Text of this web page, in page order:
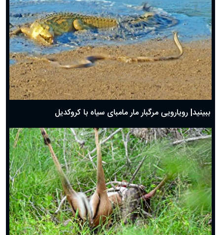
ببینید| رویارویی مرگبار مار مامبای سیاه با کروکدیل